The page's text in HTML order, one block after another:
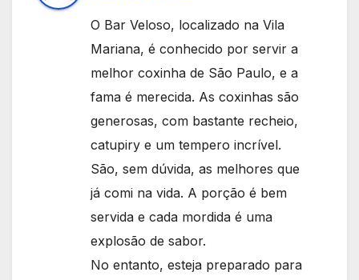
O Bar Veloso, localizado na Vila
Mariana, é conhecido por servir a
melhor coxinha de São Paulo, e a
fama é merecida. As coxinhas são
generosas, com bastante recheio,
catupiry e um tempero incrível.
São, sem dúvida, as melhores que
já comi na vida. A porção é bem
servida e cada mordida é uma
explosão de sabor.
No entanto, esteja preparado para